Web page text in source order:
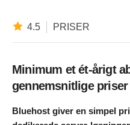
4.5 PRISER
Minimum et ét-årigt
gennemsnitlige priser
Bluehost giver en simpel